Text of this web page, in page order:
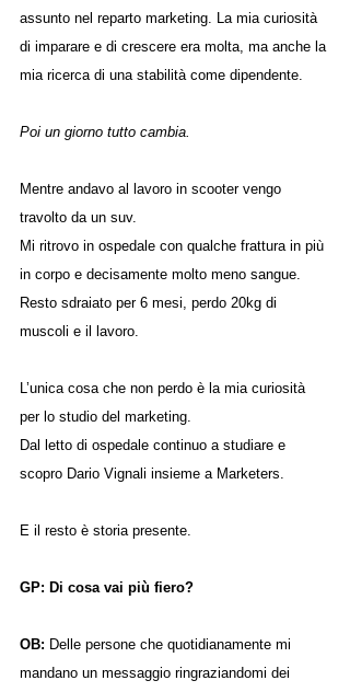
assunto nel reparto marketing. La mia curiosità
di imparare e di crescere era molta, ma anche la
mia ricerca di una stabilità come dipendente.
Poi un giorno tutto cambia.
Mentre andavo al lavoro in scooter vengo
travolto da un suv.
Mi ritrovo in ospedale con qualche frattura in più
in corpo e decisamente molto meno sangue.
Resto sdraiato per 6 mesi, perdo 20kg di
muscoli e il lavoro.
L’unica cosa che non perdo è la mia curiosità
per lo studio del marketing.
Dal letto di ospedale continuo a studiare e
scopro Dario Vignali insieme a Marketers.
E il resto è storia presente.
GP: Di cosa vai più fiero?
OB: Delle persone che quotidianamente mi
mandano un messaggio ringraziandomi dei